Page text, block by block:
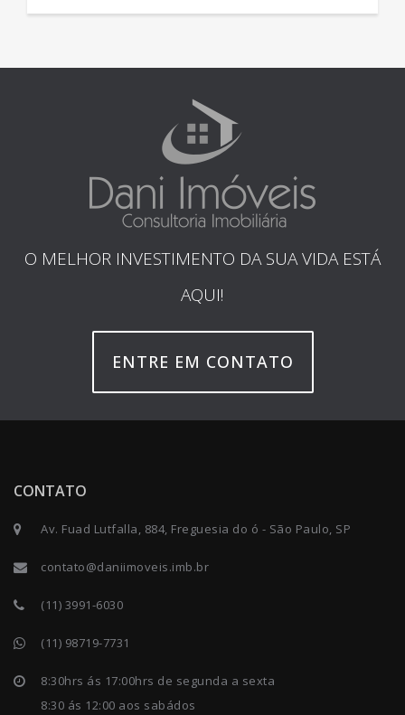
O MELHOR INVESTIMENTO DA SUA VIDA ESTÁ
AQUI!
ENTRE EM CONTATO
CONTATO
Av. Fuad Lutfalla, 884, Freguesia do ó - São Paulo, SP
contato@daniimoveis.imb.br
(11) 3991-6030
(11) 98719-7731
8:30hrs ás 17:00hrs de segunda a sexta
8:30 ás 12:00 aos sabádos